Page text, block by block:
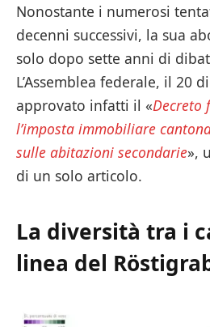
Nonostante i numerosi
decenni successivi, la sua
solo dopo sette anni di
L’Assemblea federale, il 20
approvato infatti il «Decreto
l’imposta immobiliare
sulle abitazioni secondarie»,
di un solo articolo.
La diversità tra i
linea del